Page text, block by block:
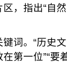
，指出“自
词。“历史
第一位”“要